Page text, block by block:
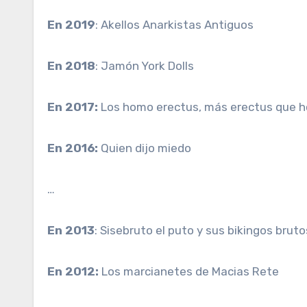
En 2019: Akellos Anarkistas Antiguos
En 2018: Jamón York Dolls
En 2017: Los homo erectus, más erectus que
En 2016: Quien dijo miedo
…
En 2013: Sisebruto el puto y sus bikingos
En 2012: Los marcianetes de Macias Rete